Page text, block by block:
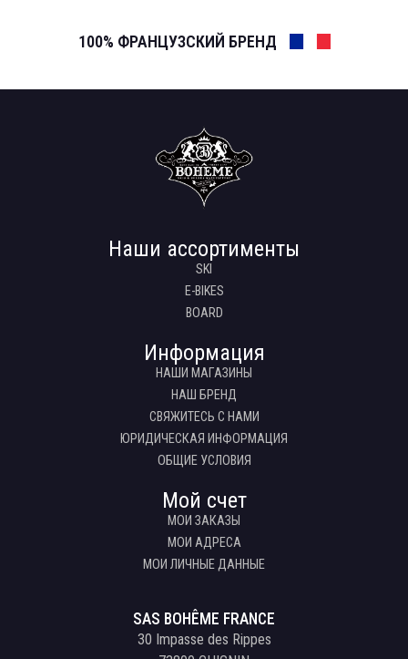
100% ФРАНЦУЗСКИЙ БРЕНД
Наши ассортименты
SKI
E-BIKES
BOARD
Информация
НАШИ МАГАЗИНЫ
НАШ БРЕНД
СВЯЖИТЕСЬ С НАМИ
ЮРИДИЧЕСКАЯ ИНФОРМАЦИЯ
ОБЩИЕ УСЛОВИЯ
Мой счет
МОИ ЗАКАЗЫ
МОИ АДРЕСА
МОИ ЛИЧНЫЕ ДАННЫЕ
SAS BOHÊME FRANCE
30 Impasse des Rippes